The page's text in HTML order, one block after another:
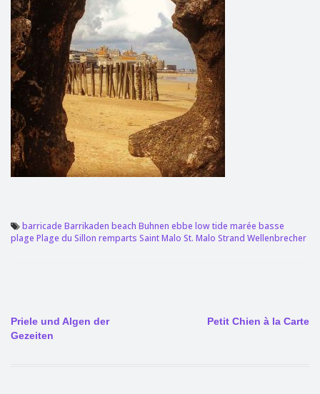
barricade Barrikaden beach Buhnen ebbe low tide marée basse
plage Plage du Sillon remparts Saint Malo St. Malo Strand Wellenbrecher
Beitragsnavigation
Priele und Algen der
Gezeiten
Petit Chien à la Carte